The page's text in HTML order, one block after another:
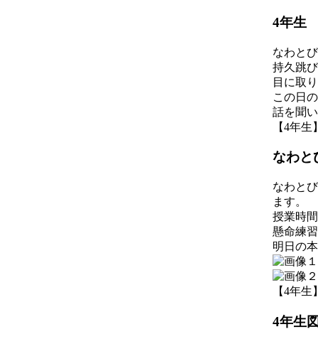
4年生
なわと
持久跳
目に取
この日
話を聞
【4年生
なわと
なわと
ます。
授業時
懸命練
明日の
【4年生
4年生